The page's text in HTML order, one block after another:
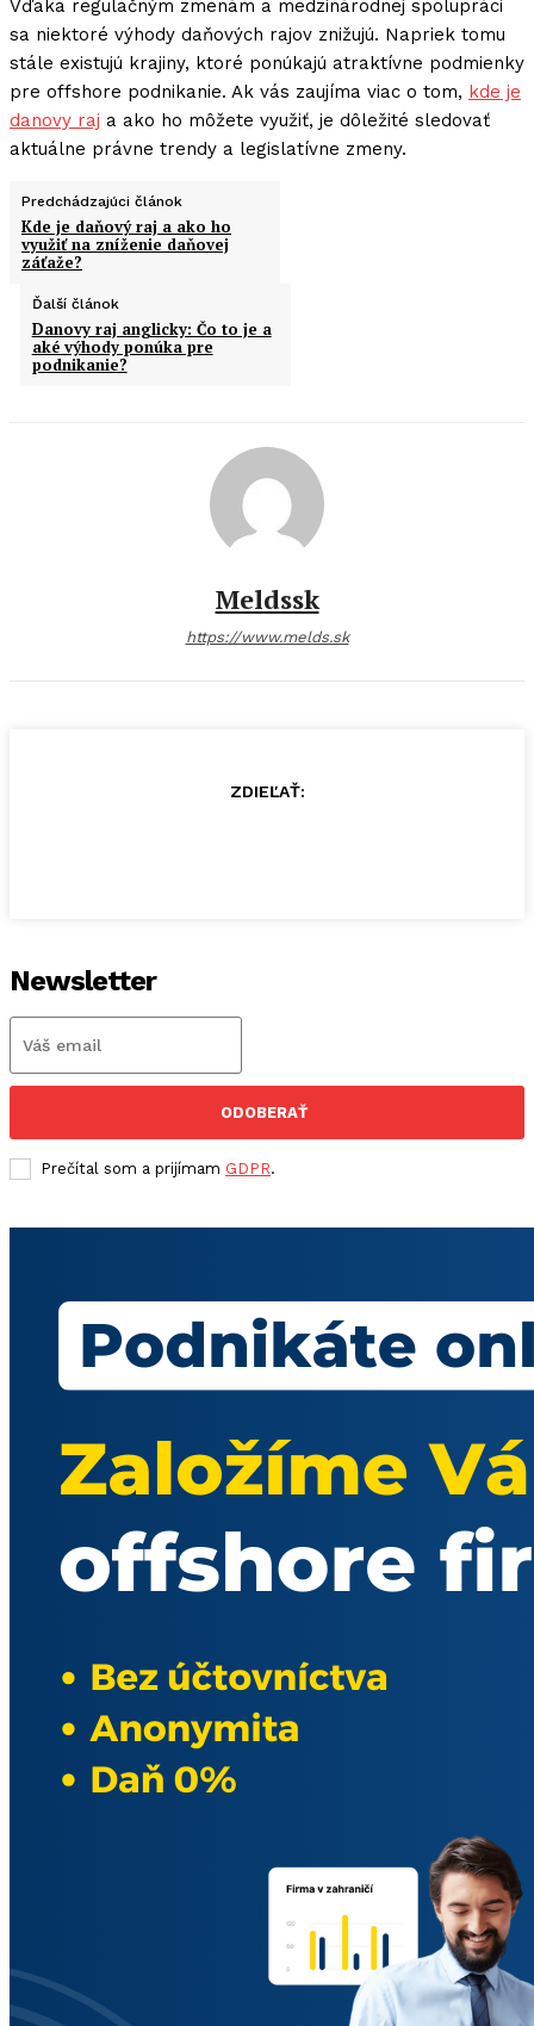
Vďaka regulačným zmenám a medzinárodnej spolupráci
sa niektoré výhody daňových rajov znižujú. Napriek tomu
stále existujú krajiny, ktoré ponúkajú atraktívne podmienky
pre offshore podnikanie. Ak vás zaujíma viac o tom, kde je
danovy raj a ako ho môžete využiť, je dôležité sledovať
aktuálne právne trendy a legislatívne zmeny.
Predchádzajúci článok
Kde je daňový raj a ako ho
využiť na zníženie daňovej
záťaže?
Ďalší článok
Danovy raj anglicky: Čo to je a
aké výhody ponúka pre
podnikanie?
Meldssk
https://www.melds.sk
ZDIEĽAŤ:
Newsletter
ODOBERAŤ
Prečítal som a prijímam GDPR.